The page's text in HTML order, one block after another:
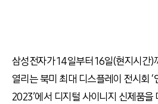
삼성전자가 14일부터 16일(현지시간)
열리는 북미 최대 디스플레이 전시회
2023’에서 디지털 사이니지 신제품을